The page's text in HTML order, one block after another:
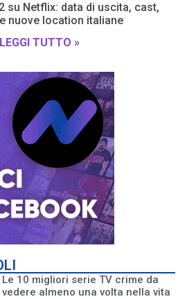
su Netflix: data di uscita, cast,
nuove location italiane
LEGGI TUTTO »
Le 10 migliori serie TV crime da
vedere almeno una volta nella vita